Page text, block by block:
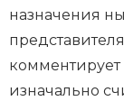
назначения
изначально